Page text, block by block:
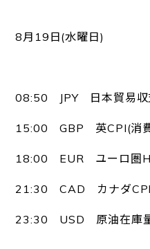
8月19日(水曜日)
08:50 JPY 日本貿易収
15:00 GBP 英CPI(消
18:00 EUR ユーロ圏
21:30 CAD カナダCPI(
23:30 USD 原油在庫